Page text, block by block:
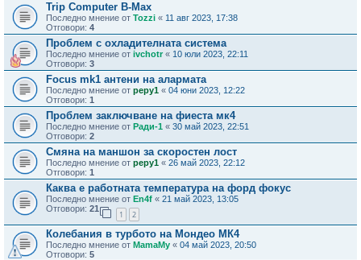
Trip Computer B-Max
Последно мнение от Tozzi « 11 авг 2023, 17:38
Отговори: 4
Проблем с охладителната система
Последно мнение от ivchotr « 10 юли 2023, 22:11
Отговори: 3
Focus mk1 антени на алармата
Последно мнение от pepy1 « 04 юни 2023, 12:22
Отговори: 1
Проблем заключване на фиеста мк4
Последно мнение от Ради-1 « 30 май 2023, 22:51
Отговори: 2
Смяна на маншон за скоростен лост
Последно мнение от pepy1 « 26 май 2023, 22:12
Отговори: 1
Каква е работната температура на форд фокус
Последно мнение от En4f « 21 май 2023, 13:05
Отговори: 21
1 2
Колебания в турбото на Мондео МК4
Последно мнение от MamaMy « 04 май 2023, 20:50
Отговори: 5